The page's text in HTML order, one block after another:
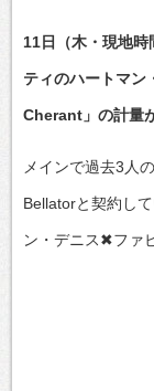
11日（木・現地
ティのハートマ
Cherant」の計量
メインで過去3人
Bellatorと契約し
ン・デニス✖ファ